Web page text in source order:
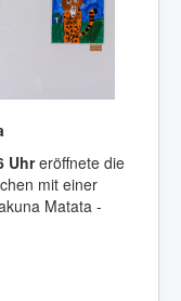
Uhreröffnete die
mit einer
Matata -